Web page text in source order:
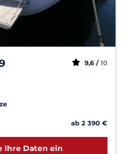
9,6 / 10
ab 2 390 €
Ihre Daten ein